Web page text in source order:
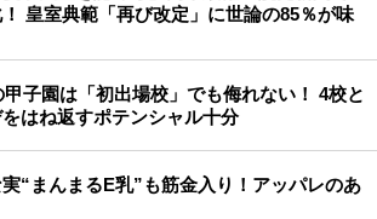
！ 皇室典範「再び改定」に世論の85％が味
甲子園は「初出場校」でも侮れない！ 4校と
はね返すポテンシャル十分
実“まんまるE乳”も筋金入り！アッパレのあ